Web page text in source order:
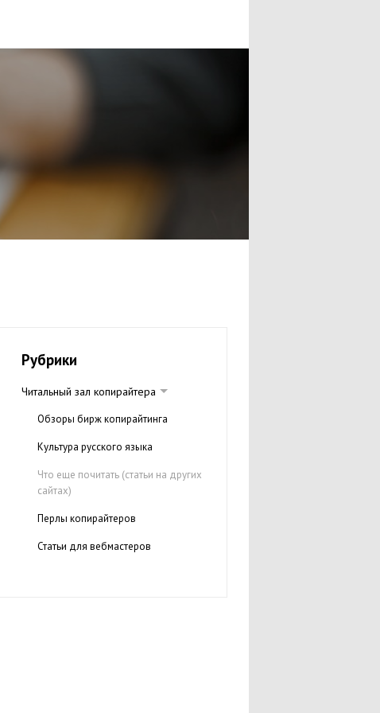
Рубрики
Читальный зал копирайтера
Обзоры бирж копирайтинга
Культура русского языка
Что еще почитать (статьи на других
сайтах)
Перлы копирайтеров
Статьи для вебмастеров